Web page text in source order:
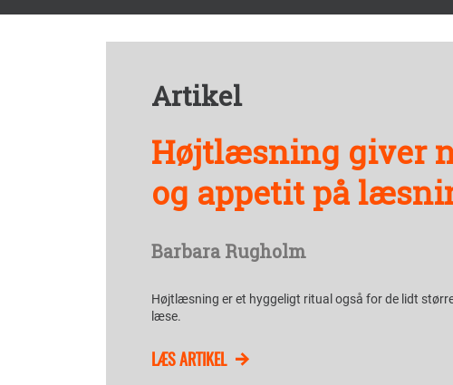
Artikel
Højtlæsning giver
og appetit på
Barbara Rugholm
Højtlæsning er et hyggeligt ritual også for de lidt
læse.
LÆS ARTIKEL